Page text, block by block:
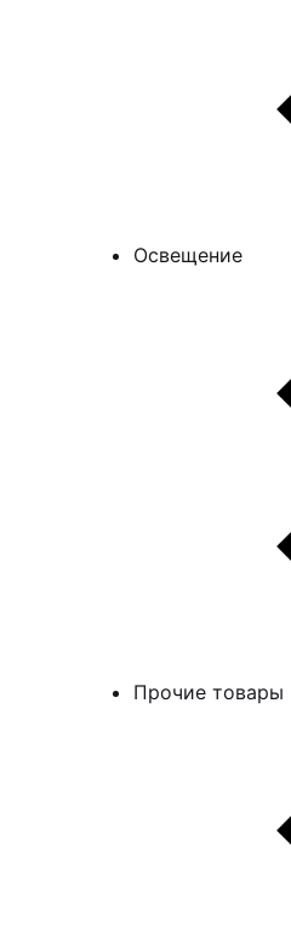
Освещение
Прочие товары